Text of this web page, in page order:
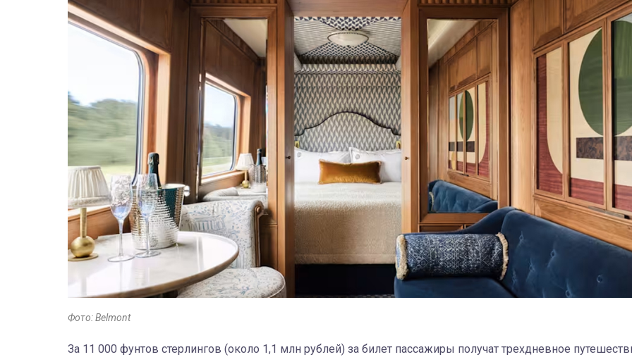
Фото: Belmont
За 11 000 фунтов стерлингов (около 1,1 млн рублей) за билет пассажиры получат трехдневное